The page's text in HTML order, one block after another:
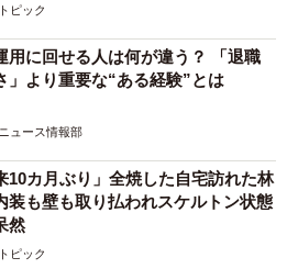
ピック
用に回せる人は何が違う？ 「退職
」より重要な“ある経験”とは
ュース情報部
10カ月ぶり」全焼した自宅訪れた林
も壁も取り払われスケルトン状態
然
ピック